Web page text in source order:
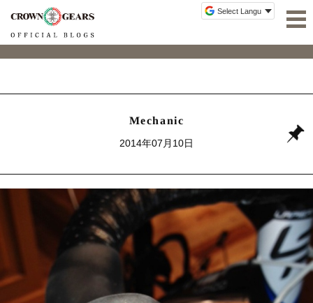
Mechanic
2014年07月10日